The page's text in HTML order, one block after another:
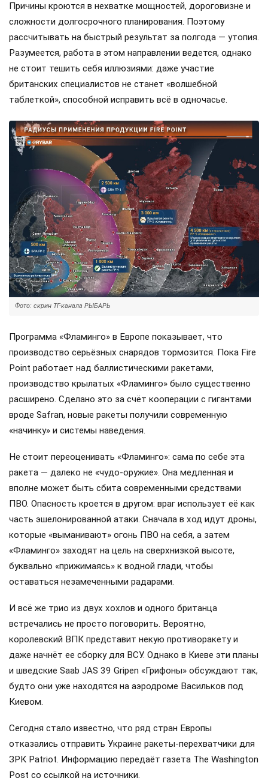
Причины кроются в нехватке мощностей, дороговизне и
сложности долгосрочного планирования. Поэтому
рассчитывать на быстрый результат за полгода — утопия.
Разумеется, работа в этом направлении ведется, однако
не стоит тешить себя иллюзиями: даже участие
британских специалистов не станет «волшебной
таблеткой», способной исправить всё в одночасье.
Фото: скрин ТГ-канала РЫБАРЬ
Программа «Фламинго» в Европе показывает, что
производство серьёзных снарядов тормозится. Пока Fire
Point работает над баллистическими ракетами,
производство крылатых «Фламинго» было существенно
расширено. Сделано это за счёт кооперации с гигантами
вроде Safran, новые ракеты получили современную
«начинку» и системы наведения.
Не стоит переоценивать «Фламинго»: сама по себе эта
ракета — далеко не «чудо-оружие». Она медленная и
вполне может быть сбита современными средствами
ПВО. Опасность кроется в другом: враг использует её как
часть эшелонированной атаки. Сначала в ход идут дроны,
которые «выманивают» огонь ПВО на себя, а затем
«Фламинго» заходят на цель на сверхнизкой высоте,
буквально «прижимаясь» к водной глади, чтобы
оставаться незамеченными радарами.
И всё же трио из двух хохлов и одного британца
встречались не просто поговорить. Вероятно,
королевский ВПК представит некую противоракету и
даже начнёт ее сборку для ВСУ. Однако в Киеве эти планы
и шведские Saab JAS 39 Gripen «Грифоны» обсуждают так,
будто они уже находятся на аэродроме Васильков под
Киевом.
Сегодня стало известно, что ряд стран Европы
отказались отправить Украине ракеты-перехватчики для
ЗРК Patriot. Информацию передаёт газета The Washington
Post со ссылкой на источники.